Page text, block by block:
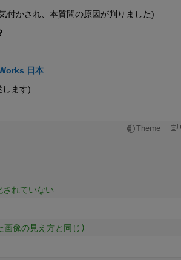
付かされ、本質問の原因が判りました)
日本
ます)
Theme
れていない
像の見え方と同じ)